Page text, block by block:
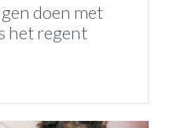
doen met
het regent